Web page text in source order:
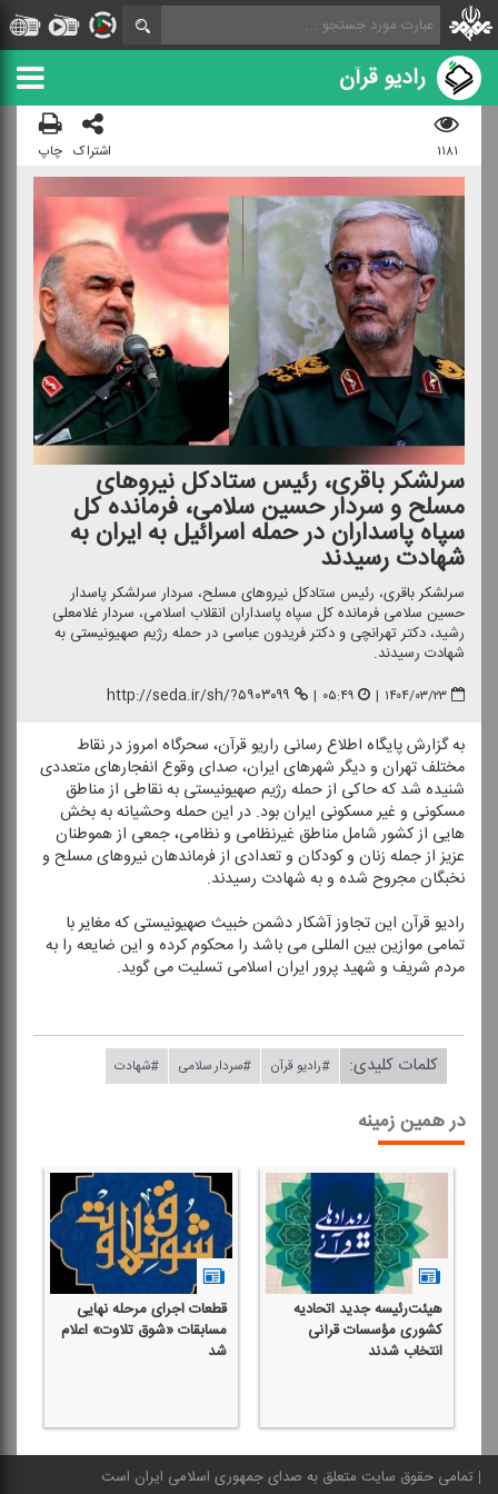
رادیو قرآن
۱۱۸۱ اشتراک چاپ
سرلشكر باقری، رئیس ستادكل نیروهای
مسلح و سردار حسین سلامی، فرمانده كل
سپاه پاسداران در حمله اسرائیل به ایران به
شهادت رسیدند
سرلشكر باقری، رئیس ستادكل نیروهای مسلح، سردار سرلشكر پاسدار
حسین سلامی فرمانده كل سپاه پاسداران انقلاب اسلامی، سردار غلامعلی
رشید، دكتر تهرانچی و دكتر فریدون عباسی در حمله رژیم صهیونیستی به
شهادت رسیدند.
۱۴۰۴/۰۳/۲۳ | ۰۵:۴۹ | http://seda.ir/sh/?۵۹۰۳۰۹۹
به گزارش پایگاه اطلاع رسانی راریو قرآن، سحرگاه امروز در نقاط
مختلف تهران و دیگر شهرهای ایران،‌ صدای وقوع انفجارهای متعددی
شنیده شد كه حاكی از حمله رژیم صهیونیستی به نقاطی از مناطق
مسكونی و غیر مسكونی ایران بود. در این حمله وحشیانه به بخش
هایی از كشور شامل مناطق غیرنظامی و نظامی، جمعی از هموطنان
عزیز از جمله زنان و كودكان و تعدادی از فرماندهان نیروهای مسلح و
نخبگان مجروح شده و به شهادت رسیدند.
رادیو قرآن این تجاوز آشكار دشمن خبیث صهیونیستی كه مغایر با
تمامی موازین بین المللی می باشد را محكوم كرده و این ضایعه را به
مردم شریف و شهید پرور ایران اسلامی تسلیت می گوید.
کلمات کلیدی: #رادیو قرآن #سردار سلامی #شهادت
در همین زمینه
هیئت‌رئیسه جدید اتحادیه
كشوری مؤسسات قرآنی
انتخاب شدند
قطعات اجرای مرحله نهایی
مسابقات «شوق تلاوت» اعلام
شد
تمامی حقوق سایت متعلق به صدای جمهوری اسلامی ایران است